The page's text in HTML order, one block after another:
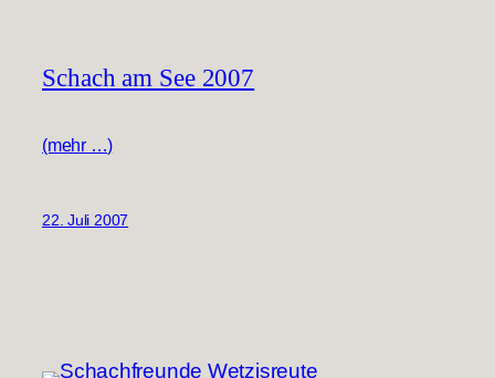
Schach am See 2007
(mehr …)
22. Juli 2007